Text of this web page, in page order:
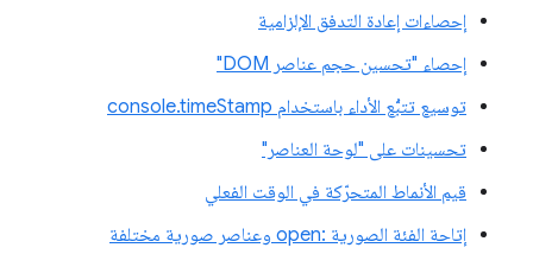
إحصاءات إعادة التدفق الإلزامية
إحصاء "تحسين حجم عناصر DOM"
توسيع تتبُّع الأداء باستخدام console.timeStamp
تحسينات على "لوحة العناصر"
قيم الأنماط المتحرّكة في الوقت الفعلي
إتاحة الفئة الصورية :open وعناصر صورية مختلفة